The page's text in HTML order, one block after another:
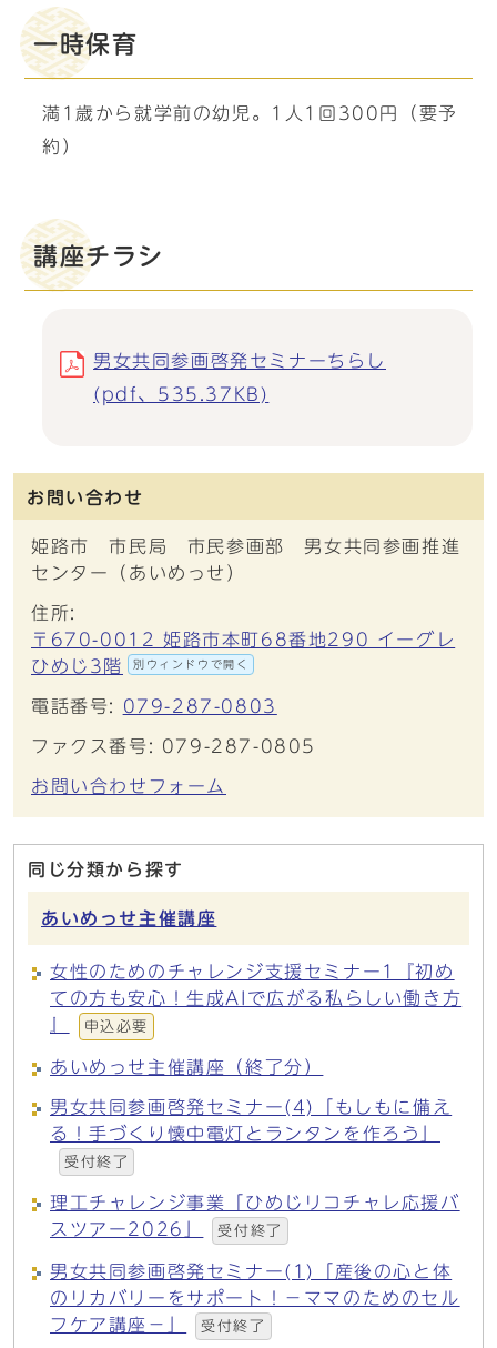
一時保育
満1歳から就学前の幼児。1人1回300円（要予
約）
講座チラシ
男女共同参画啓発セミナーちらし
(pdf、535.37KB)
お問い合わせ
姫路市 市民局 市民参画部 男女共同参画推進
センター（あいめっせ）
住所:
〒670-0012 姫路市本町68番地290 イーグレ
ひめじ3階
別ウィンドウで開く
電話番号: 079-287-0803
ファクス番号: 079-287-0805
お問い合わせフォーム
同じ分類から探す
あいめっせ主催講座
女性のためのチャレンジ支援セミナー1『初め
ての方も安心！生成AIで広がる私らしい働き方
申込必要
あいめっせ主催講座（終了分）
男女共同参画啓発セミナー(4)「もしもに備え
る！手づくり懐中電灯とランタンを作ろう」
受付終了
理工チャレンジ事業「ひめじリコチャレ応援バ
スツアー2026」
受付終了
男女共同参画啓発セミナー(1)「産後の心と体
のリカバリーをサポート！－ママのためのセル
フケア講座－」
受付終了